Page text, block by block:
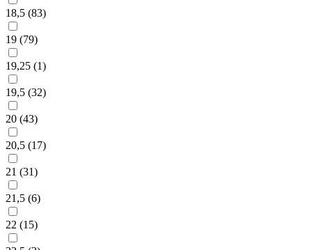
18,5 (83)
19 (79)
19,25 (1)
19,5 (32)
20 (43)
20,5 (17)
21 (31)
21,5 (6)
22 (15)